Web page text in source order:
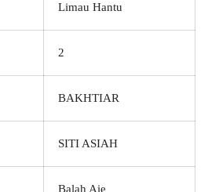
Limau Hantu
2
BAKHTIAR
SITI ASIAH
Balah Aie